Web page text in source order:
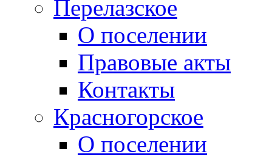
Перелазское
О поселении
Правовые акты
Контакты
Красногорское
О поселении